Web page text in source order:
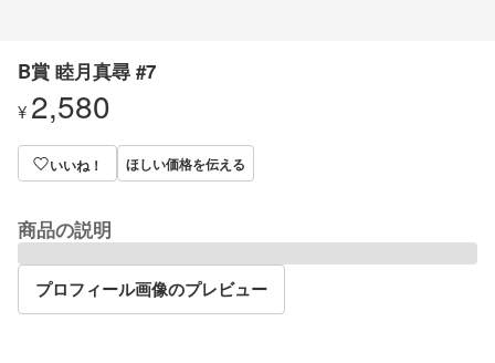
B賞 睦月真尋 #7
¥ 2,580
いいね！ ほしい価格を伝える
商品の説明
プロフィール画像のプレビュー